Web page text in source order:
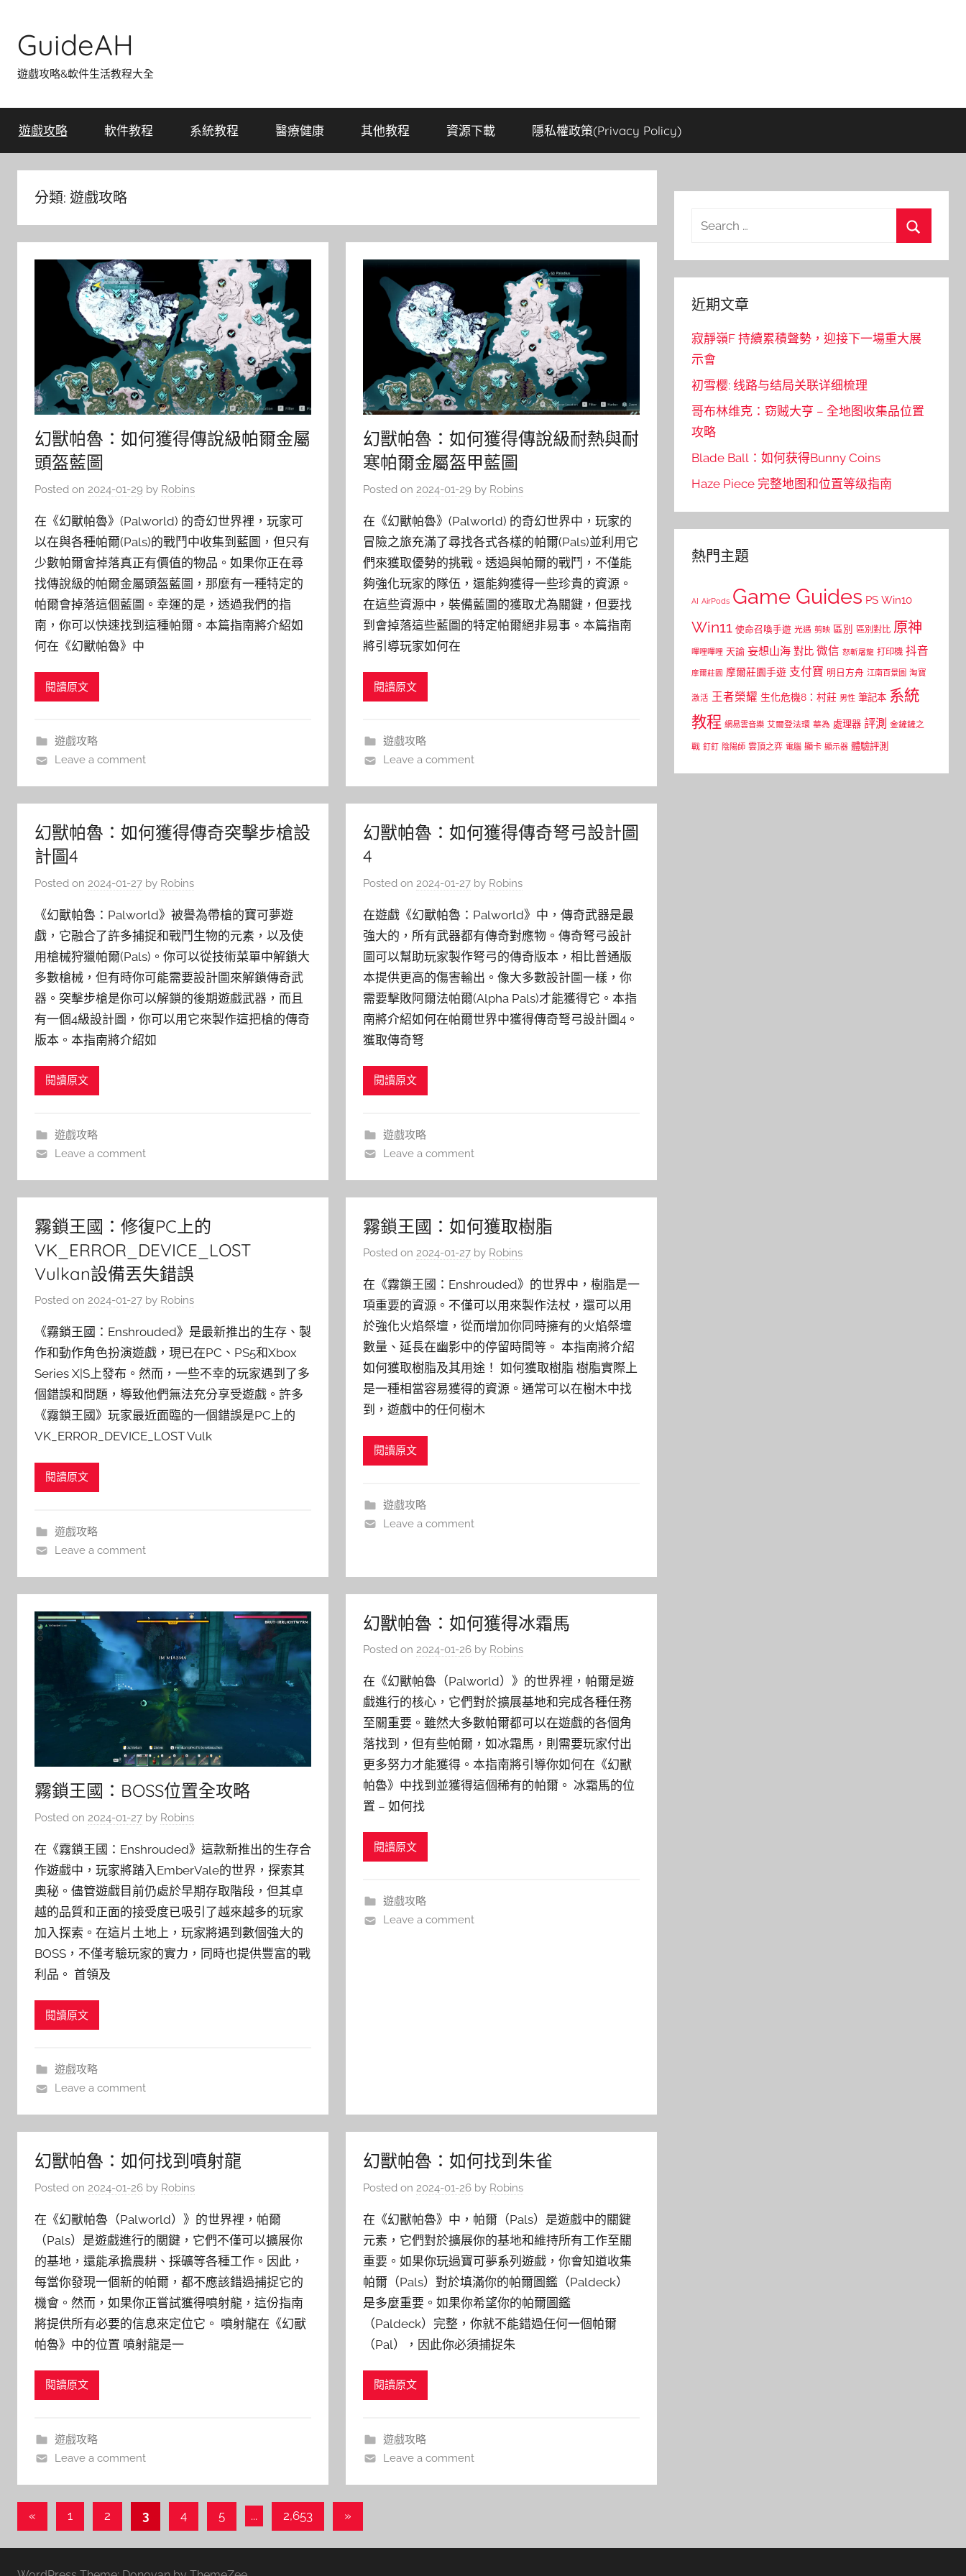
content
GuideAH
遊戲攻略&軟件生活教程大全
遊戲攻略 軟件教程 系統教程 醫療健康 其他教程 資源下載 隱私權政策(Privacy Policy)
分類: 遊戲攻略
幻獸帕魯：如何獲得傳說級帕爾金屬
頭盔藍圖
Posted on 2024-01-29 by Robins
在《幻獸帕魯》(Palworld) 的奇幻世界裡，玩家可
以在與各種帕爾(Pals)的戰鬥中收集到藍圖，但只有
少數帕爾會掉落真正有價值的物品。如果你正在尋
找傳說級的帕爾金屬頭盔藍圖，那麼有一種特定的
帕爾會掉落這個藍圖。幸運的是，透過我們的指
南，你可以快速找到這種帕爾。本篇指南將介紹如
何在《幻獸帕魯》中
閱讀原文
遊戲攻略
Leave a comment
幻獸帕魯：如何獲得傳說級耐熱與耐
寒帕爾金屬盔甲藍圖
Posted on2024-01-29 by Robins
在《幻獸帕魯》(Palworld) 的奇幻世界中，玩家的
冒險之旅充滿了尋找各式各樣的帕爾(Pals)並利用它
們來獲取優勢的挑戰。透過與帕爾的戰鬥，不僅能
夠強化玩家的隊伍，還能夠獲得一些珍貴的資源。
在這些資源中，裝備藍圖的獲取尤為關鍵，但要找
到會掉落這些藍圖的特定帕爾絕非易事。本篇指南
將引導玩家如何在
閱讀原文
遊戲攻略
Leave a comment
幻獸帕魯：如何獲得傳奇突擊步槍設
計圖4
Posted on 2024-01-27 by Robins
《幻獸帕魯：Palworld》被譽為帶槍的寶可夢遊
戲，它融合了許多捕捉和戰鬥生物的元素，以及使
用槍械狩獵帕爾(Pals)。你可以從技術菜單中解鎖大
多數槍械，但有時你可能需要設計圖來解鎖傳奇武
器。突擊步槍是你可以解鎖的後期遊戲武器，而且
有一個4級設計圖，你可以用它來製作這把槍的傳奇
版本。本指南將介紹如
閱讀原文
遊戲攻略
Leave a comment
幻獸帕魯：如何獲得傳奇弩弓設計圖
4
Posted on2024-01-27 by Robins
在遊戲《幻獸帕魯：Palworld》中，傳奇武器是最
強大的，所有武器都有傳奇對應物。傳奇弩弓設計
圖可以幫助玩家製作弩弓的傳奇版本，相比普通版
本提供更高的傷害輸出。像大多數設計圖一樣，你
需要擊敗阿爾法帕爾(Alpha Pals)才能獲得它。本指
南將介紹如何在帕爾世界中獲得傳奇弩弓設計圖4。
獲取傳奇弩
閱讀原文
遊戲攻略
Leave a comment
霧鎖王國：修復PC上的
VK_ERROR_DEVICE_LOST
Vulkan設備丟失錯誤
Posted on 2024-01-27 by Robins
《霧鎖王國：Enshrouded》是最新推出的生存、製
作和動作角色扮演遊戲，現已在PC、PS5和Xbox
Series X|S上發布。然而，一些不幸的玩家遇到了多
個錯誤和問題，導致他們無法充分享受遊戲。許多
《霧鎖王國》玩家最近面臨的一個錯誤是PC上的
VK_ERROR_DEVICE_LOST Vulk
閱讀原文
遊戲攻略
Leave a comment
霧鎖王國：如何獲取樹脂
Posted on2024-01-27 by Robins
在《霧鎖王國：Enshrouded》的世界中，樹脂是一
項重要的資源。不僅可以用來製作法杖，還可以用
於強化火焰祭壇，從而增加你同時擁有的火焰祭壇
數量、延長在幽影中的停留時間等。 本指南將介紹
如何獲取樹脂及其用途！ 如何獲取樹脂 樹脂實際上
是一種相當容易獲得的資源。通常可以在樹木中找
到，遊戲中的任何樹木
閱讀原文
遊戲攻略
Leave a comment
霧鎖王國：BOSS位置全攻略
Posted on 2024-01-27 by Robins
在《霧鎖王國：Enshrouded》這款新推出的生存合
作遊戲中，玩家將踏入EmberVale的世界，探索其
奧秘。儘管遊戲目前仍處於早期存取階段，但其卓
越的品質和正面的接受度已吸引了越來越多的玩家
加入探索。在這片土地上，玩家將遇到數個強大的
BOSS，不僅考驗玩家的實力，同時也提供豐富的戰
利品。 首領及
閱讀原文
遊戲攻略
Leave a comment
幻獸帕魯：如何獲得冰霜馬
Posted on2024-01-26 by Robins
在《幻獸帕魯（Palworld）》的世界裡，帕爾是遊
戲進行的核心，它們對於擴展基地和完成各種任務
至關重要。雖然大多數帕爾都可以在遊戲的各個角
落找到，但有些帕爾，如冰霜馬，則需要玩家付出
更多努力才能獲得。本指南將引導你如何在《幻獸
帕魯》中找到並獲得這個稀有的帕爾。 冰霜馬的位
置 – 如何找
閱讀原文
遊戲攻略
Leave a comment
幻獸帕魯：如何找到噴射龍
Posted on 2024-01-26 by Robins
在《幻獸帕魯（Palworld）》的世界裡，帕爾
（Pals）是遊戲進行的關鍵，它們不僅可以擴展你
的基地，還能承擔農耕、採礦等各種工作。因此，
每當你發現一個新的帕爾，都不應該錯過捕捉它的
機會。然而，如果你正嘗試獲得噴射龍，這份指南
將提供所有必要的信息來定位它。 噴射龍在《幻獸
帕魯》中的位置 噴射龍是一
閱讀原文
遊戲攻略
Leave a comment
幻獸帕魯：如何找到朱雀
Posted on2024-01-26 by Robins
在《幻獸帕魯》中，帕爾（Pals）是遊戲中的關鍵
元素，它們對於擴展你的基地和維持所有工作至關
重要。如果你玩過寶可夢系列遊戲，你會知道收集
帕爾（Pals）對於填滿你的帕爾圖鑑（Paldeck）
是多麼重要。如果你希望你的帕爾圖鑑
（Paldeck）完整，你就不能錯過任何一個帕爾
（Pal），因此你必須捕捉朱
閱讀原文
遊戲攻略
Leave a comment
文
導
« Previous
1 2 3 4 5 ... 2,653
Next
»
Search
近期文章
寂靜嶺F 持續累積聲勢，迎接下一場重大展
示會
初雪樱: 线路与结局关联详细梳理
哥布林维克：窃贼大亨 – 全地图收集品位置
攻略
Blade Ball：如何获得Bunny Coins
Haze Piece 完整地图和位置等级指南
熱門主題
AI AirPods Game Guides PS Win10
Win11 使命召喚手遊 光遇 剪映 區別 區別對比 原神
嗶哩嗶哩 天諭 妄想山海 對比 微信 怒斬屠龍 打印機 抖音
摩爾莊園 摩爾莊園手遊 支付寶 明日方舟 江南百景圖 淘寶
激活 王者榮耀 生化危機8：村莊 男性 筆記本 系統
教程 網易雲音樂 艾爾登法環 華為 處理器 評測 金鏟鏟之
戰 釘釘 陰陽師 雲頂之弈 電腦 顯卡 顯示器 體驗評測